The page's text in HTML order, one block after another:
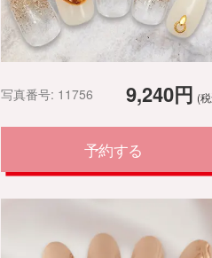
9,240円 (
写真番号: 11756
予約する